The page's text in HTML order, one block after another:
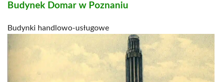
Budynek Domar w Poznaniu
Budynki handlowo-usługowe